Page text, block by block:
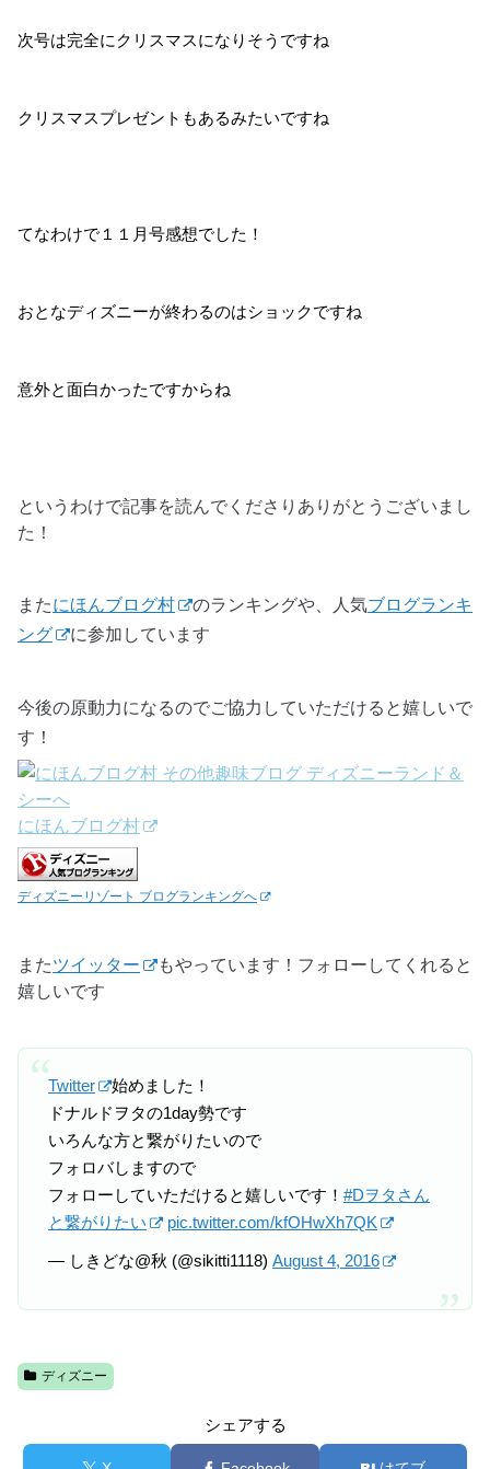
次号は完全にクリスマスになりそうですね
クリスマスプレゼントもあるみたいですね
てなわけで１１月号感想でした！
おとなディズニーが終わるのはショックですね
意外と面白かったですからね
というわけで記事を読んでくださりありがとうございまし
た！
またにほんブログ村 のランキングや、人気ブログランキ
ング
に参加しています
今後の原動力になるのでご協力していただけると嬉しいで
す！
にほんブログ村
ディズニーリゾート ブログランキングへ
またツイッター
もやっています！フォローしてくれると
嬉しいです
Twitter
始めました！
ドナルドヲタの1day勢です
いろんな方と繋がりたいので
フォロバしますので
フォローしていただけると嬉しいです！ #Dヲタさん
と繋がりたい
pic.twitter.com/kfOHwXh7QK
— しきどな@秋 (@sikitti1118) August 4, 2016
ディズニー
シェアする